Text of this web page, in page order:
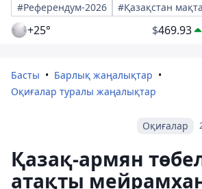
#Референдум-2026
#Қазақстан
+25° $469.93
Басты
Барлық жаңалықтар
Оқиғалар туралы жаңалықтар
Оқиғалар
Қазақ-армян
атақты